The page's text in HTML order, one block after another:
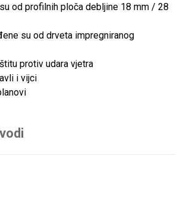
od profilnih ploča debljine 18 mm / 28
su od drveta impregniranog
protiv udara vjetra
i vijci